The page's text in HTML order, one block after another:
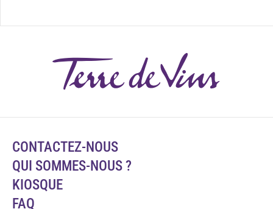
CONTACTEZ-NOUS
QUI SOMMES-NOUS ?
KIOSQUE
FAQ